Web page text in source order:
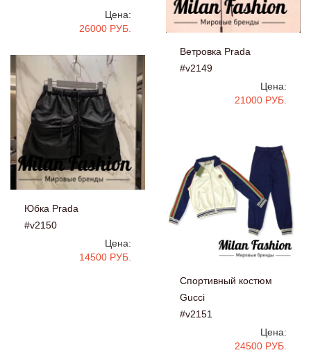
Цена:
26000 РУБ.
Ветровка Prada
#v2149
Цена:
21000 РУБ.
Юбка Prada
#v2150
Цена:
14500 РУБ.
Спортивный костюм
Gucci
#v2151
Цена:
24500 РУБ.